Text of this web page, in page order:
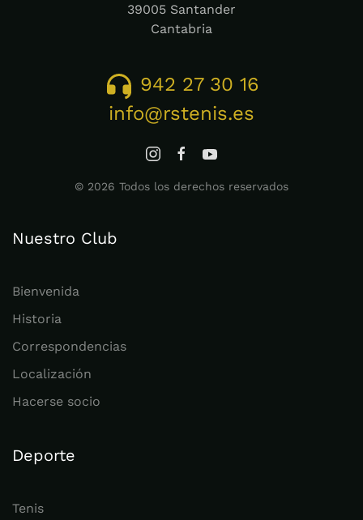
39005 Santander
Cantabria
942 27 30 16
info@rstenis.es
© 2026 Todos los derechos reservados
Nuestro Club
Bienvenida
Historia
Correspondencias
Localización
Hacerse socio
Deporte
Tenis